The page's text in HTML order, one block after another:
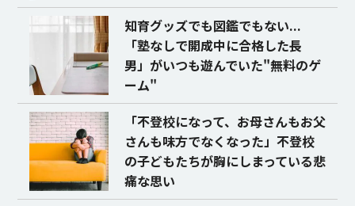
知育グッズでも図鑑でもない...
「塾なしで開成中に合格した長
男」がいつも遊んでいた"無料のゲ
ーム"
「不登校になって、お母さんもお父
さんも味方でなくなった」不登校
の子どもたちが胸にしまっている悲
痛な思い